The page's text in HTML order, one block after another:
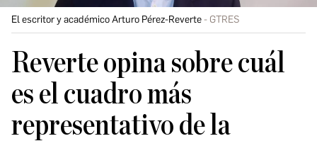
El escritor y académico Arturo Pérez-Reverte GTRES
Reverte opina sobre cuál
es el cuadro más
representativo de la